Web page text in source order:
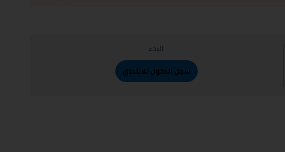
البدء
سجل الدخول للالتحاق